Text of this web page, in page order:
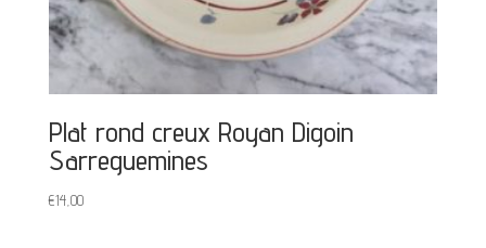
Plat rond creux Royan Digoin
Sarreguemines
€14,00